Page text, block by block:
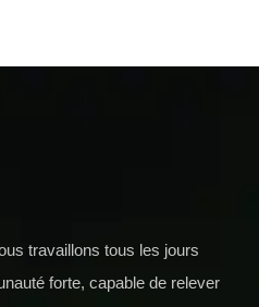
travaillons tous les jours
forte, capable de relever